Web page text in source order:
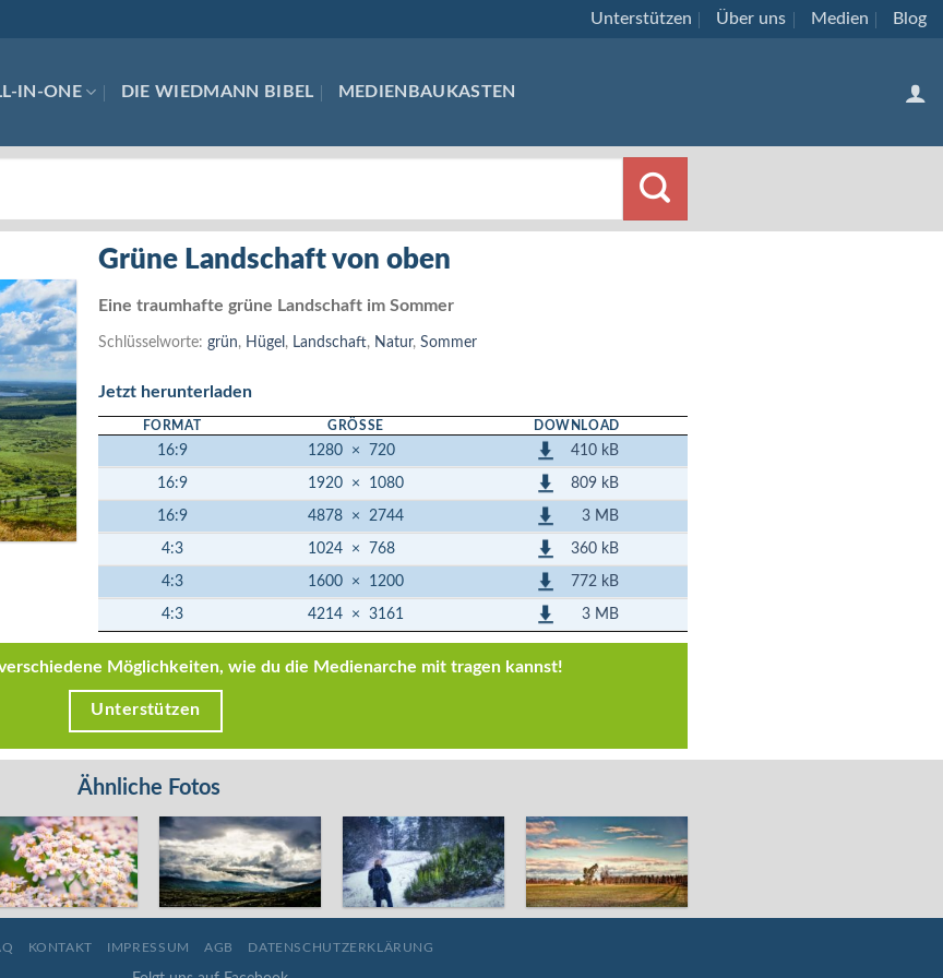
Unterstützen Über uns Medien Blog
IN-ONE DIE WIEDMANN BIBEL MEDIENBAUKASTEN
Grüne Landschaft von oben
Eine traumhafte grüne Landschaft im Sommer
Schlüsselworte: grün, Hügel , Landschaft, Natur, Sommer
Jetzt herunterladen
FORMAT GRÖSSE DOWNLOAD
16:9 1280 × 720 410 kB
16:9 1920 × 1080 809 kB
16:9 4878 × 2744 3 MB
4:3 1024 × 768 360 kB
4:3 1600 × 1200 772 kB
4:3 4214 × 3161 3 MB
Möglichkeiten, wie du die Medienarche mit tragen kannst!
Unterstützen
Ähnliche Fotos
KONTAKT IMPRESSUM AGB DATENSCHUTZERKLÄRUNG